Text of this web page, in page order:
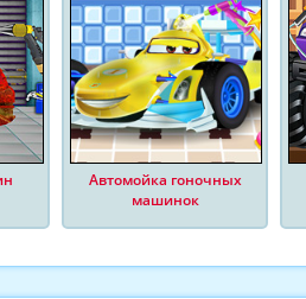
Автомойка гоночных
машинок